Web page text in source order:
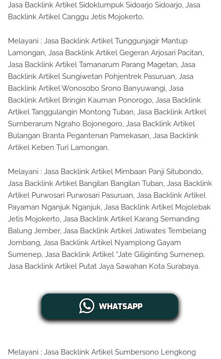
Jasa Backlink Artikel Sidoklumpuk Sidoarjo Sidoarjo, Jasa
Backlink Artikel Canggu Jetis Mojokerto.
Melayani : Jasa Backlink Artikel Tunggunjagir Mantup
Lamongan, Jasa Backlink Artikel Gegeran Arjosari Pacitan,
Jasa Backlink Artikel Tamanarum Parang Magetan, Jasa
Backlink Artikel Sungiwetan Pohjentrek Pasuruan, Jasa
Backlink Artikel Wonosobo Srono Banyuwangi, Jasa
Backlink Artikel Bringin Kauman Ponorogo, Jasa Backlink
Artikel Tanggulangin Montong Tuban, Jasa Backlink Artikel
Sumberarum Ngraho Bojonegoro, Jasa Backlink Artikel
Bulangan Branta Pegantenan Pamekasan, Jasa Backlink
Artikel Keben Turi Lamongan.
Melayani : Jasa Backlink Artikel Mimbaan Panji Situbondo,
Jasa Backlink Artikel Bangilan Bangilan Tuban, Jasa Backlink
Artikel Purwosari Purwosari Pasuruan, Jasa Backlink Artikel
Payaman Nganjuk Nganjuk, Jasa Backlink Artikel Mojolebak
Jetis Mojokerto, Jasa Backlink Artikel Karang Semanding
Balung Jember, Jasa Backlink Artikel Jatiwates Tembelang
Jombang, Jasa Backlink Artikel Nyamplong Gayam
Sumenep, Jasa Backlink Artikel “Jate Giliginting Sumenep,
Jasa Backlink Artikel Putat Jaya Sawahan Kota Surabaya.
Melayani : Jasa Backlink Artikel Sumbersono Lengkong